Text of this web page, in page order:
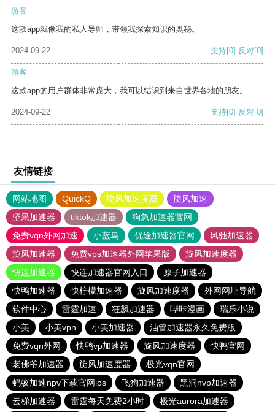
游客
这款app就像我的私人导师，带领我探索知识的奥秘。
2024-09-22 支持[0] 反对[0]
游客
这款app的用户群体非常庞大，我可以结识到来自世界各地的朋友。
2024-09-22 支持[0] 反对[0]
友情链接
网站地图 QuickQ 旋风加速度器
旋风加速
坚果加速器
tiktok加速器
狗急加速器官网
免费vqn外网加速
小蓝鸟 优途加速器官网
风驰加速器
旋风加速器
免费vps加速器外网苹果版
旋风加速度器
快连加速器
快连加速器官网入口
原子加速器
快鸭加速器
快柠檬加速器 旋风加速度器
外网网址导航
软件中心
雷霆加速 狂飙加速器 哔咔漫画
瑞乐小说
小美
小美vpn 小美加速器
油管加速器永久免费版
免费vqn外网
快鸭vp加速器 旋风加速度器
快鸭官网
老佛爷加速器
旋风加速度器
极光vqn官网
蚂蚁加速npv下载官网ios
飞狗加速器
黑洞nvp加速器
云梯加速器
雷霆每天免费2小时 极光aurora加速器